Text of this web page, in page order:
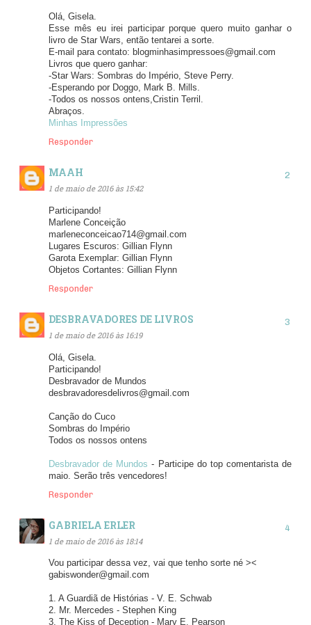
Olá, Gisela.
Esse mês eu irei participar porque quero muito ganhar o
livro de Star Wars, então tentarei a sorte.
E-mail para contato: blogminhasimpressoes@gmail.com
Livros que quero ganhar:
-Star Wars: Sombras do Império, Steve Perry.
-Esperando por Doggo, Mark B. Mills.
-Todos os nossos ontens,Cristin Terril.
Abraços.
Minhas Impressões
Responder
MAAH
1 de maio de 2016 às 15:42
Participando!
Marlene Conceição
marleneconceicao714@gmail.com
Lugares Escuros: Gillian Flynn
Garota Exemplar: Gillian Flynn
Objetos Cortantes: Gillian Flynn
Responder
DESBRAVADORES DE LIVROS
1 de maio de 2016 às 16:19
Olá, Gisela.
Participando!
Desbravador de Mundos
desbravadoresdelivros@gmail.com
Canção do Cuco
Sombras do Império
Todos os nossos ontens
Desbravador de Mundos - Participe do top comentarista de
maio. Serão três vencedores!
Responder
GABRIELA ERLER
1 de maio de 2016 às 18:14
Vou participar dessa vez, vai que tenho sorte né ><
gabiswonder@gmail.com
1. A Guardiã de Histórias - V. E. Schwab
2. Mr. Mercedes - Stephen King
3. The Kiss of Deception - Mary E. Pearson